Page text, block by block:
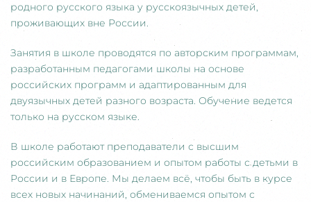
родного русского языка у русскоязычных детей,
проживающих вне России.
Занятия в школе проводятся по авторским программам,
разработанным педагогами школы на основе
российских программ и адаптированным для
двуязычных детей разного возраста. Обучение ведется
только на русском языке.
В школе работают преподаватели с высшим
российским образованием и опытом работы с детьми в
России и в Европе. Мы делаем всё, чтобы быть в курсе
всех новых начинаний, обмениваемся опытом с